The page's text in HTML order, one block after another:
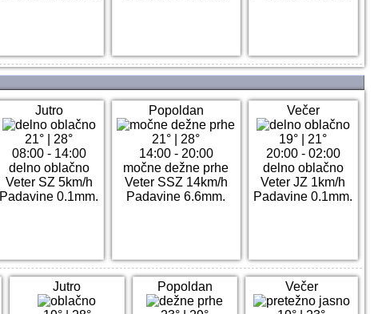
Jutro
21°
28°
08:00 - 14:00
delno oblačno
Veter SZ 5km/h
Padavine 0.1mm.
Popoldan
21°
28°
14:00 - 20:00
močne dežne prhe
Veter SSZ 14km/h
Padavine 6.6mm.
Večer
19°
21°
20:00 - 02:00
delno oblačno
Veter JZ 1km/h
Padavine 0.1mm.
Jutro Popoldan Večer